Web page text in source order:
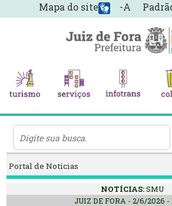
-A
Mapa do site
Portal de Notícias
NOTÍCIAS:SMU
JUIZ DE FORA - 2/6/2026 -